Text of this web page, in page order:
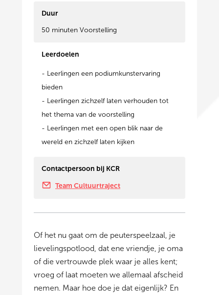
Duur
50 minuten Voorstelling
Leerdoelen
- Leerlingen een podiumkunstervaring
bieden
- Leerlingen zichzelf laten verhouden tot
het thema van de voorstelling
- Leerlingen met een open blik naar de
wereld en zichzelf laten kijken
Contactpersoon bij KCR
Team Cultuurtraject
Of het nu gaat om de peuterspeelzaal, je
lievelingspotlood, dat ene vriendje, je oma
of die vertrouwde plek waar je alles kent;
vroeg of laat moeten we allemaal afscheid
nemen. Maar hoe doe je dat eigenlijk? En